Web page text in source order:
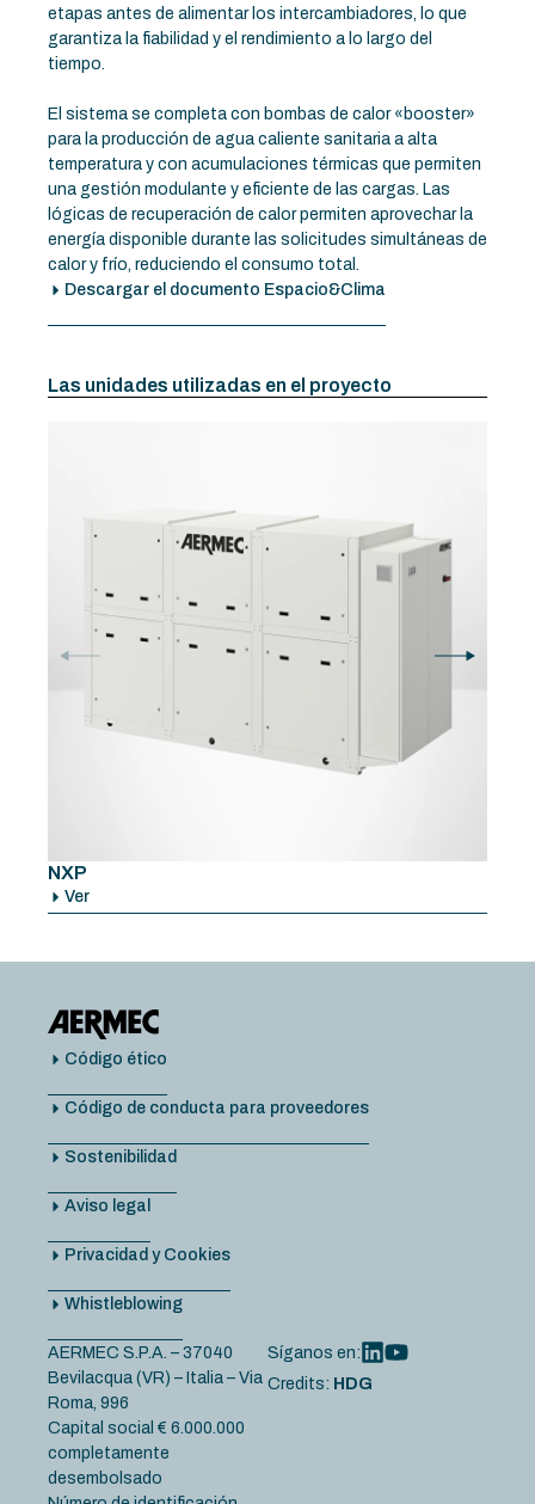
etapas antes de alimentar los intercambiadores, lo que
garantiza la fiabilidad y el rendimiento a lo largo del
tiempo.
El sistema se completa con bombas de calor «booster»
para la producción de agua caliente sanitaria a alta
temperatura y con acumulaciones térmicas que permiten
una gestión modulante y eficiente de las cargas. Las
lógicas de recuperación de calor permiten aprovechar la
energía disponible durante las solicitudes simultáneas de
calor y frío, reduciendo el consumo total.
Descargar el documento Espacio&Clima
Las unidades utilizadas en el proyecto
NXP
Ver
Código ético
Código de conducta para proveedores
Sostenibilidad
Aviso legal
Privacidad y Cookies
Whistleblowing
AERMEC S.P.A. – 37040
Bevilacqua (VR) – Italia – Via
Roma, 996
Capital social € 6.000.000
completamente
desembolsado
Síganos en:
Credits: HDG